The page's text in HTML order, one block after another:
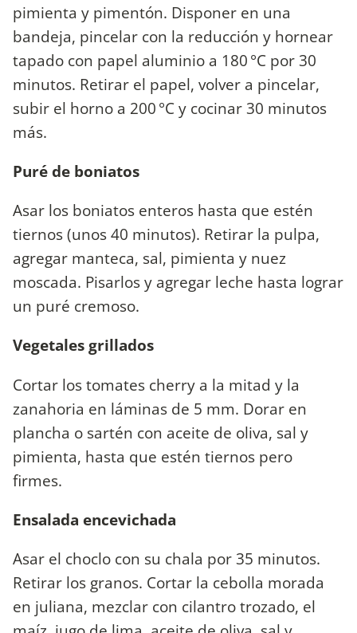
pimienta y pimentón. Disponer en una
bandeja, pincelar con la reducción y hornear
tapado con papel aluminio a 180 °C por 30
minutos. Retirar el papel, volver a pincelar,
subir el horno a 200 °C y cocinar 30 minutos
más.
Puré de boniatos
Asar los boniatos enteros hasta que estén
tiernos (unos 40 minutos). Retirar la pulpa,
agregar manteca, sal, pimienta y nuez
moscada. Pisarlos y agregar leche hasta lograr
un puré cremoso.
Vegetales grillados
Cortar los tomates cherry a la mitad y la
zanahoria en láminas de 5 mm. Dorar en
plancha o sartén con aceite de oliva, sal y
pimienta, hasta que estén tiernos pero
firmes.
Ensalada encevichada
Asar el choclo con su chala por 35 minutos.
Retirar los granos. Cortar la cebolla morada
en juliana, mezclar con cilantro trozado, el